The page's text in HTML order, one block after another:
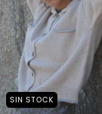
SIN STOCK